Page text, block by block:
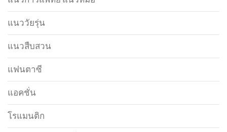
แนววัยรุ่น
แนวสืบสวน
แฟนตาซี
แอคชั่น
โรแมนติก